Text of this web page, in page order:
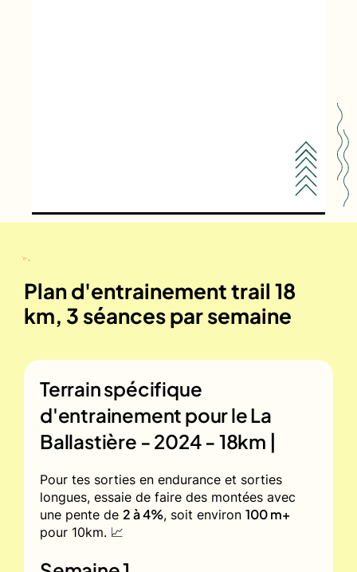
Plan d'entrainement trail 18
km, 3 séances par semaine
Terrain spécifique
d'entrainement pour leLa
Ballastière - 2024 - 18km |
Pour tes sorties en endurance et sorties
longues, essaie de faire des montées avec
une pente de 2 à 4%, soit environ 100 m+
pour 10km. 📈